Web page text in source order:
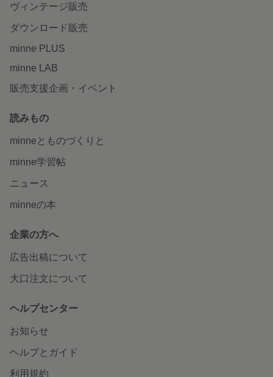
ヴィンテージ販売
ダウンロード販売
minne PLUS
minne LAB
販売支援企画・イベント
読みもの
minneとものづくりと
minne学習帖
ニュース
minneの本
企業の方へ
広告出稿について
大口注文について
ヘルプセンター
お知らせ
ヘルプとガイド
利用規約